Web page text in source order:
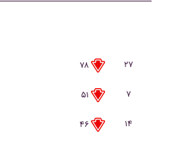
۷۸
۲۷
۵۱
۷
۴۶
۱۴